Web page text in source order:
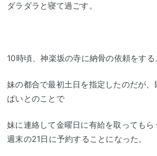
ダラダラと寝て過ごす。
10時頃、神楽坂の寺に納骨の依頼をする
妹の都合で最初土日を指定したのだが、
ぱいとのことで
妹に連絡して金曜日に有給を取っても
週末の21日に予約することになった。